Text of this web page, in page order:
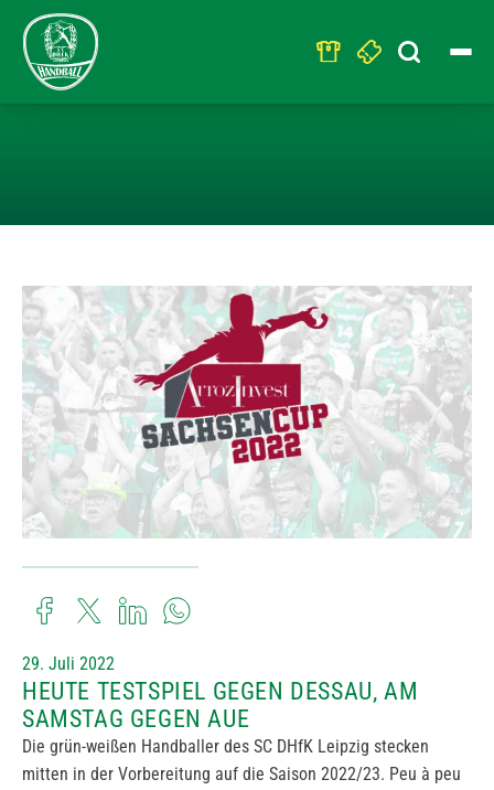
Search
for:
29. Juli 2022
HEUTE TESTSPIEL GEGEN DESSAU, AM
SAMSTAG GEGEN AUE
Die grün-weißen Handballer des SC DHfK Leipzig stecken
mitten in der Vorbereitung auf die Saison 2022/23. Peu à peu